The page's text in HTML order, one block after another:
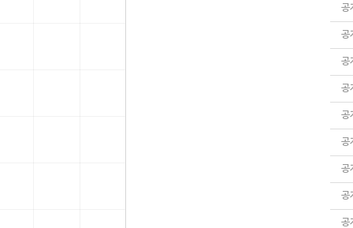
공
공
공
공
공
공
공
공
공